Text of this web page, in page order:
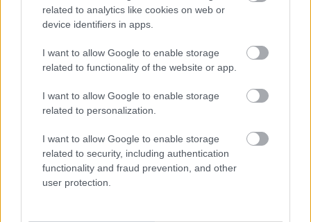
related to analytics like cookies on web or
device identifiers in apps.
I want to allow Google to enable storage
related to functionality of the website or app.
I want to allow Google to enable storage
related to personalization.
I want to allow Google to enable storage
related to security, including authentication
functionality and fraud prevention, and other
user protection.
E-mail cím